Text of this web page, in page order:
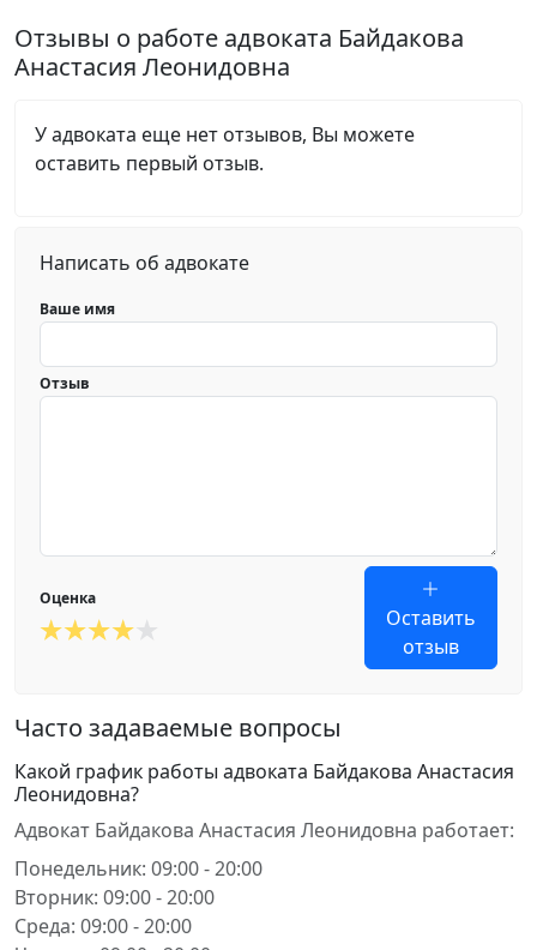
Отзывы о работе адвоката Байдакова
Анастасия Леонидовна
У адвоката еще нет отзывов, Вы можете
оставить первый отзыв.
Написать об адвокате
Ваше имя
Отзыв
Оценка
Оставить
отзыв
Часто задаваемые вопросы
Какой график работы адвоката Байдакова Анастасия
Леонидовна?
Адвокат Байдакова Анастасия Леонидовна работает:
Понедельник: 09:00 - 20:00
Вторник: 09:00 - 20:00
Среда: 09:00 - 20:00